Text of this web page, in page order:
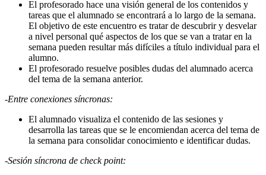
El profesorado hace una visión general de los contenidos y
tareas que el alumnado se encontrará a lo largo de la semana.
El objetivo de este encuentro es tratar de descubrir y desvelar
a nivel personal qué aspectos de los que se van a tratar en la
semana pueden resultar más difíciles a título individual para el
alumno.
El profesorado resuelve posibles dudas del alumnado acerca
del tema de la semana anterior.
-Entre conexiones síncronas:
El alumnado visualiza el contenido de las sesiones y
desarrolla las tareas que se le encomiendan acerca del tema de
la semana para consolidar conocimiento e identificar dudas.
-Sesión síncrona de check point: